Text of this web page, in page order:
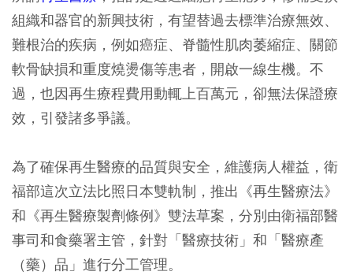
組織和器官的新興技術，有望替過去標準治療無效、
難根治的疾病，例如癌症、脊髓性肌肉萎縮症、關節
軟骨缺損和重度燒燙傷等患者，開啟一線生機。不
過，也因再生療程費用動輒上百萬元，卻無法保證療
效，引發諸多爭議。
為了確保再生醫療的品質與安全，維護病人權益，衛
福部這次立法比照日本雙軌制，推出《再生醫療法》
和《再生醫療製劑條例》雙法草案，分別由衛福部醫
事司和食藥署主管，針對「醫療技術」和「醫療產
（藥）品」進行分工管理。